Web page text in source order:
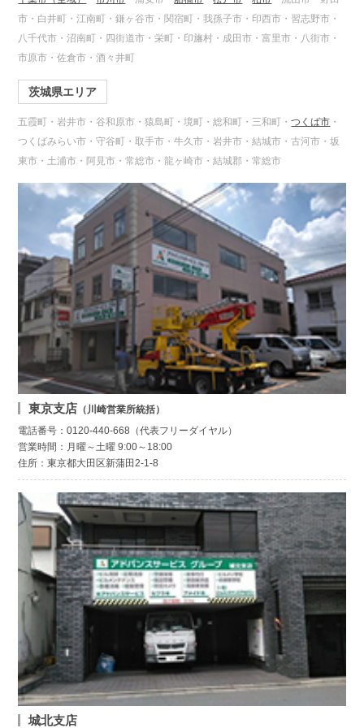
市・白井町・江南町・鎌ヶ谷市・関宿町・我孫子市・印西市・習志野市・
八千代市・沼南町・四街道市・栄町・印旛村・成田市・富里市・八街市・
市原市・佐倉市・酒々井町
茨城県エリア
五霞町・岩井市・谷和原市・猿島町・境町・総和町・三和町・つくば市 ・
つくばみらい市・守谷町・取手市・牛久市・岩井市・結城市・古河市・坂
東市・土浦市・阿見市・常総市・龍ヶ崎市・結城郡・常総市
東京支店 （川崎営業所統括）
電話番号：0120-440-668（代表フリーダイヤル）
営業時間：月曜～土曜 9:00～18:00
住所：東京都大田区新蒲田2-1-8
城北支店